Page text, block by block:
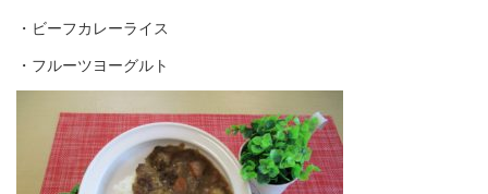
・ビーフカレーライス
・フルーツヨーグルト